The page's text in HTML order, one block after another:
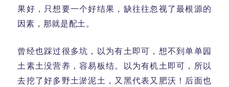
果好，只想要一个好结果，缺往往忽视了最根源的
因素，那就是配土。
曾经也踩过很多坑，以为有土即可，想不到单单园
土素土没营养，容易板结。以为有机土即可，所以
去挖了好多野土淤泥土，又黑代表又肥沃！后面也